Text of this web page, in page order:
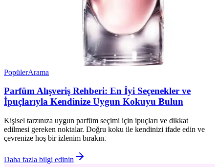
PopülerArama
Parfüm Alışveriş Rehberi: En İyi Seçenekler ve
İpuçlarıyla Kendinize Uygun Kokuyu Bulun
Kişisel tarzınıza uygun parfüm seçimi için ipuçları ve dikkat
edilmesi gereken noktalar. Doğru koku ile kendinizi ifade edin ve
çevrenize hoş bir izlenim bırakın.
Daha fazla bilgi edinin